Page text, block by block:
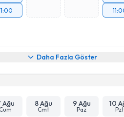
Daha Fazla Göster
Ağu 8 Ağu
Cmt
9 Ağu
Paz
10
Pzt